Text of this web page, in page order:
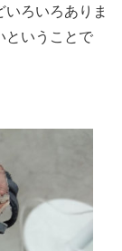
ろいろありま
ということで